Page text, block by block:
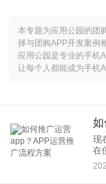
本专题为应用公园的团
择与团购APP开发案例
应用公园是专业的手机
让每个人都能成为手机
现
在
小
者